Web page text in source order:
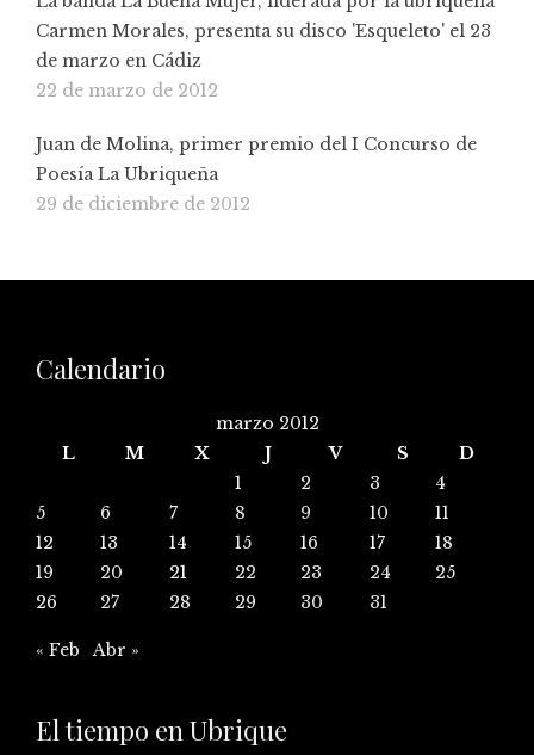
Carmen Morales, presenta su disco 'Esqueleto' el 23
de marzo en Cádiz
22 de marzo de 2012
Juan de Molina, primer premio del I Concurso de
Poesía La Ubriqueña
29 de diciembre de 2012
Calendario
marzo 2012
L
M X J V S
D
1
2 3
4
5
6 7 8 9 10
11
12
13 14 15 16 17
18
19
20 21 22 23 24
25
26
27 28 29 30 31
« Feb Abr »
El tiempo en Ubrique